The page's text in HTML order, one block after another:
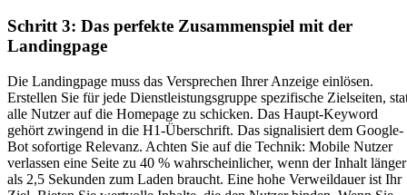
Schritt 3: Das perfekte Zusammenspiel mit der
Landingpage
Die Landingpage muss das Versprechen Ihrer Anzeige einlösen.
Erstellen Sie für jede Dienstleistungsgruppe spezifische Zielseiten,
alle Nutzer auf die Homepage zu schicken. Das Haupt-Keyword
gehört zwingend in die H1-Überschrift. Das signalisiert dem Google-
Bot sofortige Relevanz. Achten Sie auf die Technik: Mobile Nutzer
verlassen eine Seite zu 40 % wahrscheinlicher, wenn der Inhalt länger
als 2,5 Sekunden zum Laden braucht. Eine hohe Verweildauer ist Ihr